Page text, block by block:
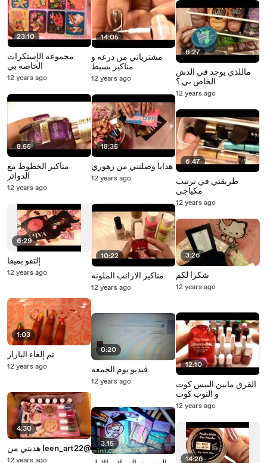
23:10
مجموعه الإستكرات
الخاصه بي
12 years ago
8:55
مناكير الخطوط مع
الدوائر
12 years ago
6:29
إلتقو بميفا
12 years ago
1:03
تم إلغاء البازار
12 years ago
4:30
هديتي من leen_art22@
12 years ago
14:05
مشترياتي من درعه و
مناكير بسيط
12 years ago
18:35
هدايا وصلتني من زهوري
12 years ago
10:22
مناكير الارانب الملونه
12 years ago
0:20
ڤيديو يوم الجمعه
12 years ago
3:15
6:27
ماللذي يوجد في الدش
الخاص بي ؟
12 years ago
6:47
طريقتي في ترتيب
مكياجي
12 years ago
3:26
شكرا لكم
12 years ago
12:10
الفرق مابين البيس كوت
و التوب كوت
12 years ago
14:26